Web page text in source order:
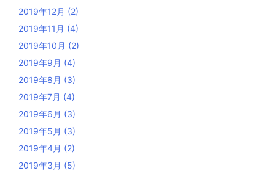
2019年12月 (2)
2019年11月 (4)
2019年10月 (2)
2019年9月 (4)
2019年8月 (3)
2019年7月 (4)
2019年6月 (3)
2019年5月 (3)
2019年4月 (2)
2019年3月 (5)